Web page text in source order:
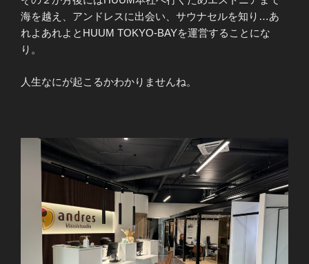
海を越え、アンドレスに出会い、サウナセルを知り…あ
れよあれよとHUUM TOKYO-BAYを運営することにな
り。
人生なにが起こるかわかりませんね。